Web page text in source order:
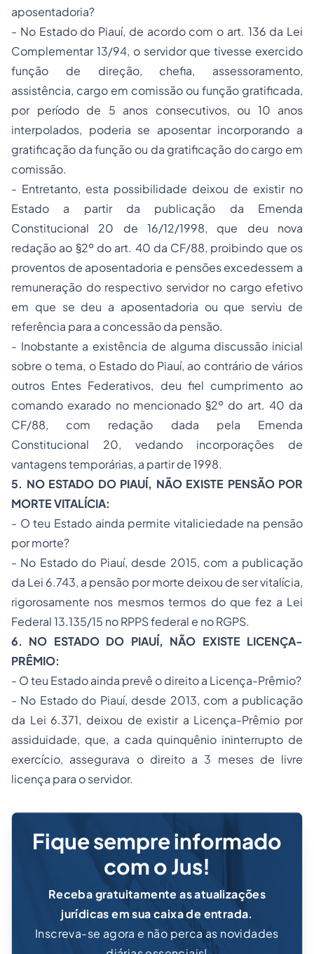
aposentadoria?
- No Estado do Piauí, de acordo com o art. 136 da Lei
Complementar 13/94, o servidor que tivesse exercido
função de direção, chefia, assessoramento,
assistência, cargo em comissão ou função gratificada,
por período de 5 anos consecutivos, ou 10 anos
interpolados, poderia se aposentar incorporando a
gratificação da função ou da gratificação do cargo em
comissão.
- Entretanto, esta possibilidade deixou de existir no
Estado a partir da publicação da Emenda
Constitucional 20 de 16/12/1998, que deu nova
redação ao §2º do art. 40 da CF/88, proibindo que os
proventos de aposentadoria e pensões excedessem a
remuneração do respectivo servidor no cargo efetivo
em que se deu a aposentadoria ou que serviu de
referência para a concessão da pensão.
- Inobstante a existência de alguma discussão inicial
sobre o tema, o Estado do Piauí, ao contrário de vários
outros Entes Federativos, deu fiel cumprimento ao
comando exarado no mencionado §2º do art. 40 da
CF/88, com redação dada pela Emenda
Constitucional 20, vedando incorporações de
vantagens temporárias, a partir de 1998.
5. NO ESTADO DO PIAUÍ, NÃO EXISTE PENSÃO POR
MORTE VITALÍCIA:
- O teu Estado ainda permite vitaliciedade na pensão
por morte?
- No Estado do Piauí, desde 2015, com a publicação
da Lei 6.743, a pensão por morte deixou de ser vitalícia,
rigorosamente nos mesmos termos do que fez a Lei
Federal 13.135/15 no RPPS federal e no RGPS.
6. NO ESTADO DO PIAUÍ, NÃO EXISTE LICENÇA-
PRÊMIO:
- O teu Estado ainda prevê o direito a Licença-Prêmio?
- No Estado do Piauí, desde 2013, com a publicação
da Lei 6.371, deixou de existir a Licença-Prêmio por
assiduidade, que, a cada quinquênio ininterrupto de
exercício, assegurava o direito a 3 meses de livre
licença para o servidor.
Fique sempre informado
com o Jus!
Receba gratuitamente as atualizações
jurídicas em sua caixa de entrada.
Inscreva-se agora e não perca as novidades